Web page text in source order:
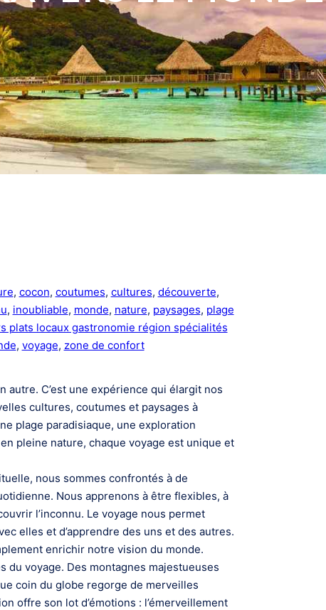
, cocon, coutumes, cultures, découverte
, inoubliable, monde, nature, paysages, plage
plats locaux gastronomie région spécialités
, voyage, zone de confort
autre. C’est une expérience qui élargit nos
cultures, coutumes et paysages à
plage paradisiaque, une exploration
pleine nature, chaque voyage est unique et
nous sommes confrontés à de
Nous apprenons à être flexibles, à
l’inconnu. Le voyage nous permet
elles et d’apprendre des uns et des autres.
enrichir notre vision du monde.
du voyage. Des montagnes majestueuses
coin du globe regorge de merveilles
offre son lot d’émotions : l’émerveillement